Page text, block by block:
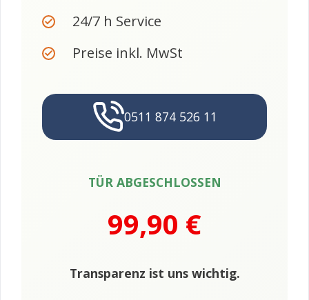
24/7 h Service
Preise inkl. MwSt
0511 874 526 11
TÜR ABGESCHLOSSEN
99,90 €
Transparenz ist uns wichtig.